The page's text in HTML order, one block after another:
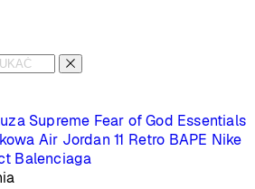
Supreme Fear of God Essentials
Air Jordan 11 Retro BAPE Nike
Balenciaga